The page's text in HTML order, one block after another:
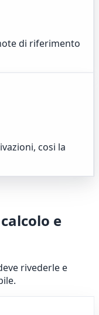
di riferimento
cosi la
e
rivederle e